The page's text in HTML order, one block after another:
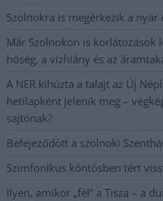
Szolnokra is megérkezik a
Már Szolnokon is korlátozások
hőség, a vízhiány és az
A NER kihúzta a talajt az Új
hetilapként jelenik meg –
sajtónak?
Befejeződött a szolnoki
Szimfonikus köntösben tért
Ilyen, amikor „fél” a Tisza – a